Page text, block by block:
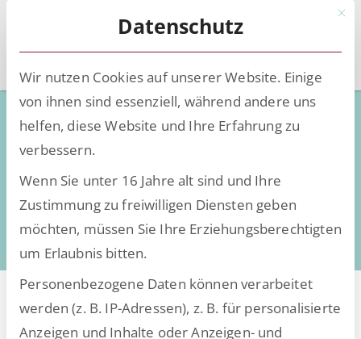
Low-Code - Deep Knowledge
Digitalisierung
daten- und dokumentenintensiver Prozesse
Mit
Datenschutz
Wir nutzen Cookies auf unserer Website. Einige
von ihnen sind essenziell, während andere uns
helfen, diese Website und Ihre Erfahrung zu
verbessern.
Wenn Sie unter 16 Jahre alt sind und Ihre
Zustimmung zu freiwilligen Diensten geben
möchten, müssen Sie Ihre Erziehungsberechtigten
um Erlaubnis bitten.
Personenbezogene Daten können verarbeitet
werden (z. B. IP-Adressen), z. B. für personalisierte
Anzeigen und Inhalte oder Anzeigen- und